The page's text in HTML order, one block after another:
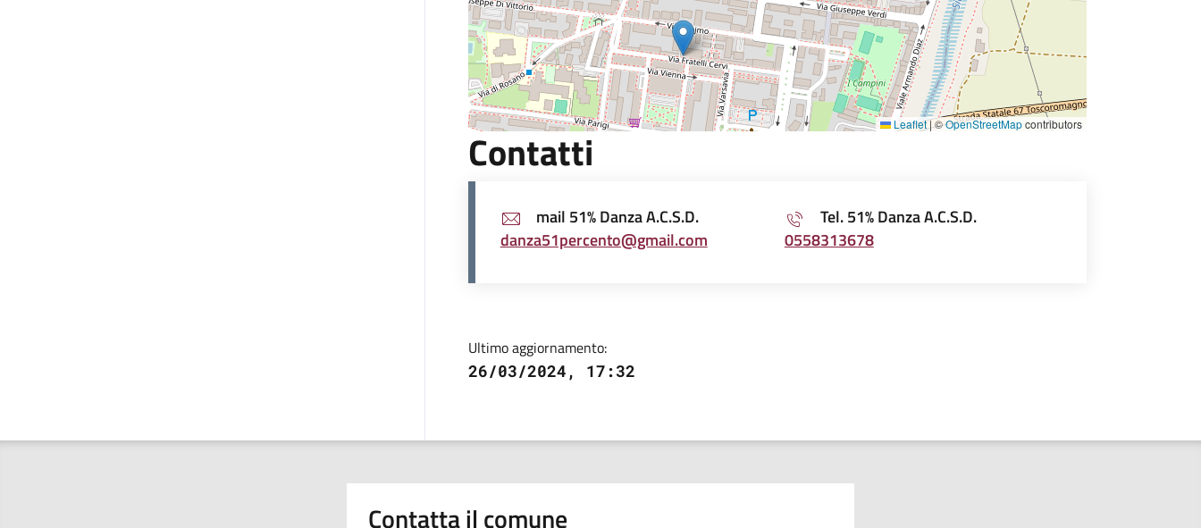
Leaflet|©OpenStreetMapcontributors
Contatti
mail 51% Danza A.C.S.D.
danza51percento@gmail.com
Tel. 51% Danza A.C.S.D.
0558313678
Ultimo aggiornamento:
26/03/2024, 17:32
Contatta il comune